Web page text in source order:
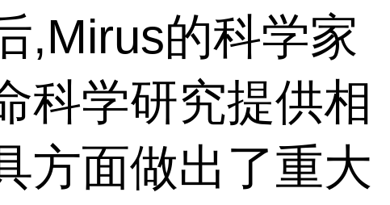
,Mirus的科学家
科学研究提供相
方面做出了重大